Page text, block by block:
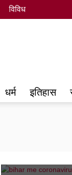
विविध
धर्म इतिहास